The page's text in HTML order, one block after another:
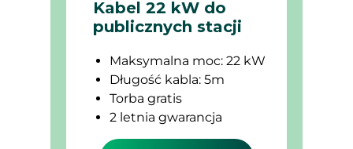
Kabel 22 kW do
publicznych stacji
Maksymalna moc: 22 kW
Długość kabla: 5m
Torba gratis
2 letnia gwarancja